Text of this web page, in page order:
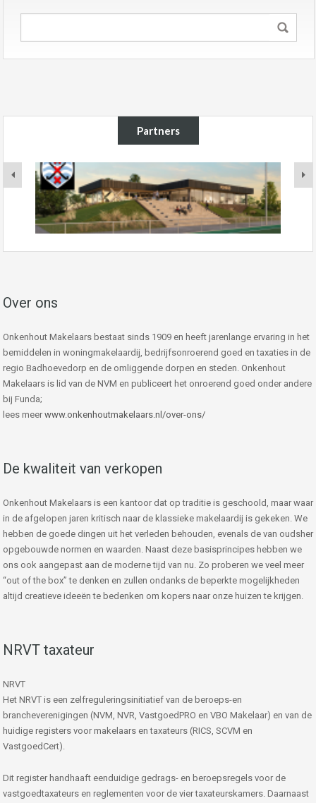
Partners
Over ons
Onkenhout Makelaars bestaat sinds 1909 en heeft jarenlange ervaring in het
bemiddelen in woningmakelaardij, bedrijfsonroerend goed en taxaties in de
regio Badhoevedorp en de omliggende dorpen en steden. Onkenhout
Makelaars is lid van de NVM en publiceert het onroerend goed onder andere
bij Funda;
lees meer www.onkenhoutmakelaars.nl/over-ons/
De kwaliteit van verkopen
Onkenhout Makelaars is een kantoor dat op traditie is geschoold, maar waar
in de afgelopen jaren kritisch naar de klassieke makelaardij is gekeken. We
hebben de goede dingen uit het verleden behouden, evenals de van oudsher
opgebouwde normen en waarden. Naast deze basisprincipes hebben we
ons ook aangepast aan de moderne tijd van nu. Zo proberen we veel meer
“out of the box” te denken en zullen ondanks de beperkte mogelijkheden
altijd creatieve ideeën te bedenken om kopers naar onze huizen te krijgen.
NRVT taxateur
NRVT
Het NRVT is een zelfreguleringsinitiatief van de beroeps-en
brancheverenigingen (NVM, NVR, VastgoedPRO en VBO Makelaar) en van de
huidige registers voor makelaars en taxateurs (RICS, SCVM en
VastgoedCert).
Dit register handhaaft eenduidige gedrags- en beroepsregels voor de
vastgoedtaxateurs en reglementen voor de vier taxateurskamers. Daarnaast